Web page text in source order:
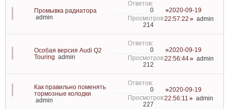
Промывка радиатора
admin
0
214
2020-09-19
22:57:22
admin
Особая версия Audi Q2
Touring admin
0
212
2020-09-19
22:56:44
admin
Как правильно поменять
тормозные колодки
admin
0
227
2020-09-19
22:56:11
admin